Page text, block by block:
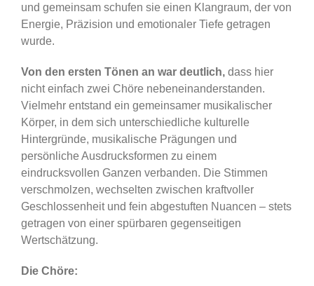
und gemeinsam schufen sie einen Klangraum, der von
Energie, Präzision und emotionaler Tiefe getragen
wurde.
Von den ersten Tönen an war deutlich,dass hier
nicht einfach zwei Chöre nebeneinanderstanden.
Vielmehr entstand ein gemeinsamer musikalischer
Körper, in dem sich unterschiedliche kulturelle
Hintergründe, musikalische Prägungen und
persönliche Ausdrucksformen zu einem
eindrucksvollen Ganzen verbanden. Die Stimmen
verschmolzen, wechselten zwischen kraftvoller
Geschlossenheit und fein abgestuften Nuancen – stets
getragen von einer spürbaren gegenseitigen
Wertschätzung.
Die Chöre: